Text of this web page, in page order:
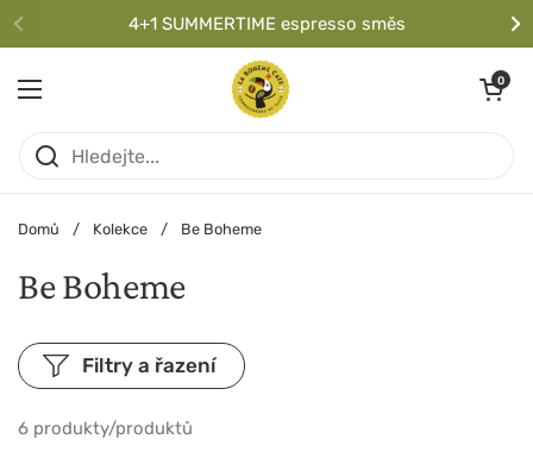
Přeskočit na obsah
Předchozí
4+1 SUMMERTIME espresso směs
Otevřít nabídku
Otevřít
0
Domů / Kolekce / Be Boheme
Be Boheme
6 produkty/produktů
Filtry a řazení